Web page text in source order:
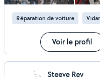
Réparation de voiture
Voir le profil
Steeve Rey